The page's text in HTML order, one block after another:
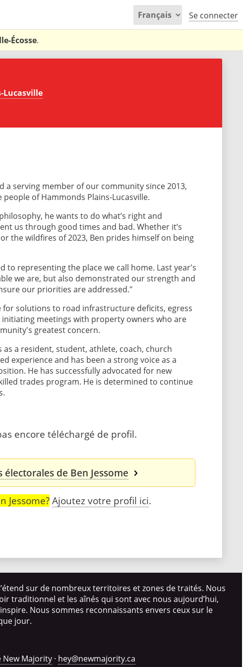
Se connecter
Écosse.
Lucasville
a serving member of our community since 2013,
of Hammonds Plains-Lucasville.
he wants to do what’s right and
us through good times and bad. Whether it’s
the wildfires of 2023, Ben prides himself on being
to representing the place we call home. Last year's
we are, but also demonstrated our strength and
our priorities are addressed."
solutions to road infrastructure deficits, egress
initiating meetings with property owners who are
greatest concern.
a resident, student, athlete, coach, church
experience and has been a strong voice as a
He has successfully advocated for new
trades program. He is determined to continue
encore téléchargé de profil.
électorales de Ben Jessome
Jessome?Ajoutez votre profil ici.
sur de nombreux territoires et zones de traités. Nous
traditionnel et les aînés qui sont avec nous aujourd’hui,
Nous sommes reconnaissants envers ceux sur le
jour.
New Majority · hey@newmajority.ca